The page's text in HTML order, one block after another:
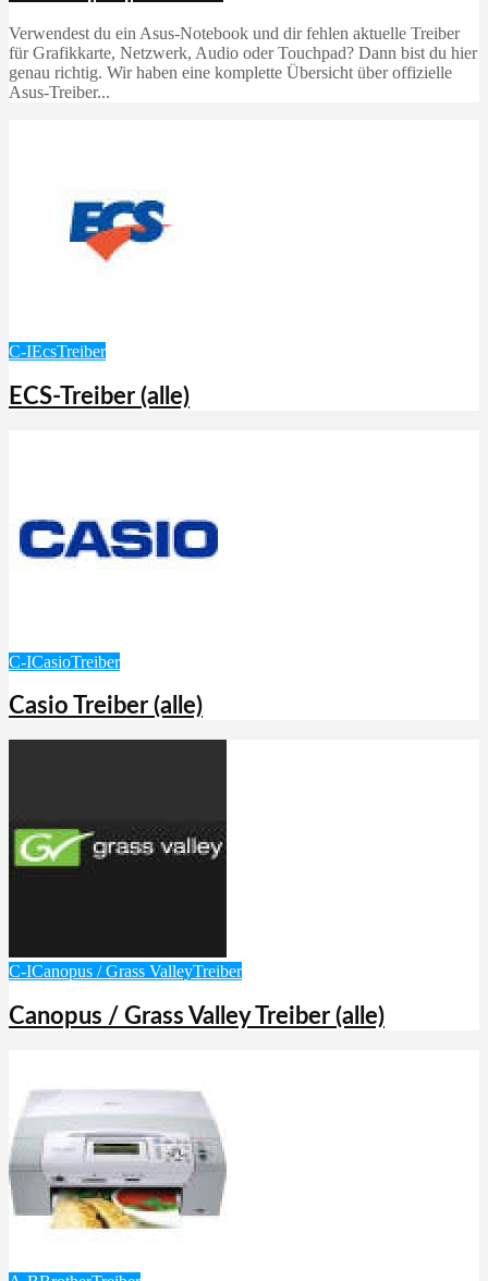
Verwendest du ein Asus‑Notebook und dir fehlen aktuelle Treiber
für Grafikkarte, Netzwerk, Audio oder Touchpad? Dann bist du hier
genau richtig. Wir haben eine komplette Übersicht über offizielle
Asus‑Treiber...
C-IEcsTreiber
ECS-Treiber (alle)
C-ICasioTreiber
Casio Treiber (alle)
C-ICanopus / Grass ValleyTreiber
Canopus / Grass Valley Treiber (alle)